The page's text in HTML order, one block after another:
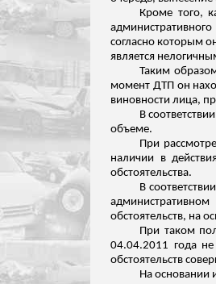
Кроме того,
согласно которым
является
Таким
момент ДТП он
виновности лица,
В
объеме.
При
наличии в
обстоятельства.
В
обстоятельств, на
При таком
04.04.2011 года
обстоятельств
На основании